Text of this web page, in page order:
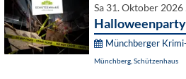
Sa 31. Oktober
Münchberger
Münchberg, Schützenhaus